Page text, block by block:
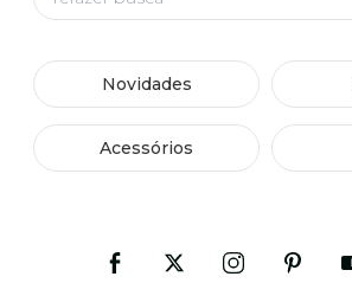
Novidades
Acessórios